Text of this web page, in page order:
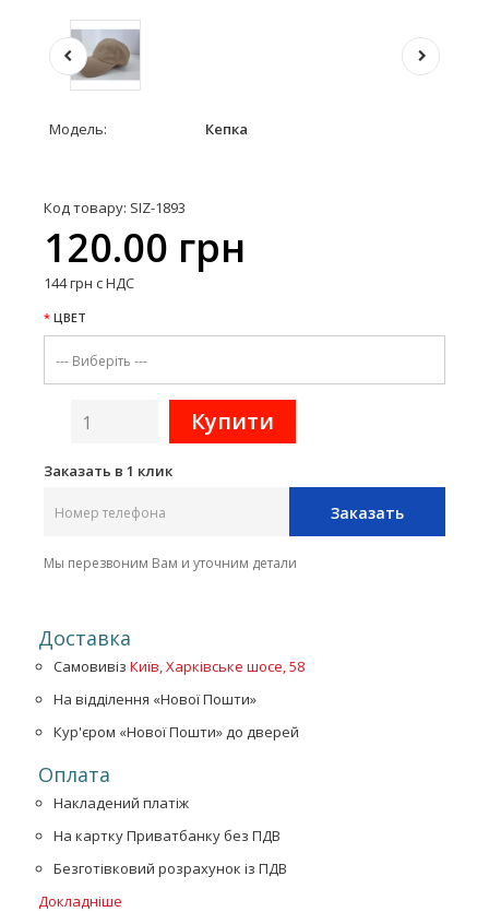
Модель: Кепка
Код товару: SIZ-1893
120.00 грн
144 грн с НДС
ЦВЕТ
Заказать в 1 клик
Заказать
Мы перезвоним Вам и уточним детали
Доставка
Самовивіз Київ, Харківське шосе, 58
На відділення «Нової Пошти»
Кур'єром «Нової Пошти» до дверей
Оплата
Накладений платіж
На картку Приватбанку без ПДВ
Безготівковий розрахунок із ПДВ
Докладніше